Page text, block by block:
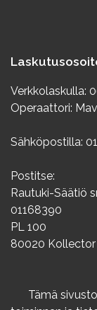
Tämä
Verkkolaskulla:
Operaattori:
Sähköpostilla:
Postitse:
Rautuki-Säätiö
01168390
PL 100
80020 Kollector
Info